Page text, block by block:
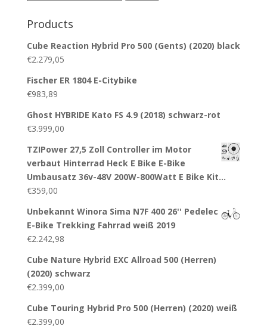
Products
Cube Reaction Hybrid Pro 500 (Gents) (2020) black
€2.279,05
Fischer ER 1804 E-Citybike
€983,89
Ghost HYBRIDE Kato FS 4.9 (2018) schwarz-rot
€3.999,00
TZIPower 27,5 Zoll Controller im Motor
verbaut Hinterrad Heck E Bike E-Bike
Umbausatz 36v-48V 200W-800Watt E Bike Kit…
€359,00
Unbekannt Winora Sima N7F 400 26'' Pedelec
E-Bike Trekking Fahrrad weiß 2019
€2.242,98
Cube Nature Hybrid EXC Allroad 500 (Herren)
(2020) schwarz
€2.399,00
Cube Touring Hybrid Pro 500 (Herren) (2020) weiß
€2.399,00